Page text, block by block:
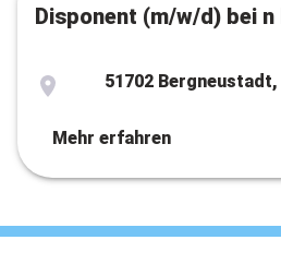
Disponent (m/w/d) bei n
51702
Mehr erfahren